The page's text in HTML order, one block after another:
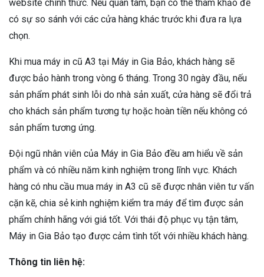
website chính thức. Nếu quan tâm, bạn có thể tham khảo để
có sự so sánh với các cửa hàng khác trước khi đưa ra lựa
chọn.
Khi mua máy in cũ A3 tại Máy in Gia Bảo, khách hàng sẽ
được bảo hành trong vòng 6 tháng. Trong 30 ngày đầu, nếu
sản phẩm phát sinh lỗi do nhà sản xuất, cửa hàng sẽ đổi trả
cho khách sản phẩm tương tự hoặc hoàn tiền nếu không có
sản phẩm tương ứng.
Đội ngũ nhân viên của Máy in Gia Bảo đều am hiểu về sản
phẩm và có nhiều năm kinh nghiệm trong lĩnh vực. Khách
hàng có nhu cầu mua máy in A3 cũ sẽ được nhân viên tư vấn
cặn kẽ, chia sẻ kinh nghiệm kiểm tra máy để tìm được sản
phẩm chính hãng với giá tốt. Với thái độ phục vụ tận tâm,
Máy in Gia Bảo tạo được cảm tình tốt với nhiều khách hàng.
Thông tin liên hệ: